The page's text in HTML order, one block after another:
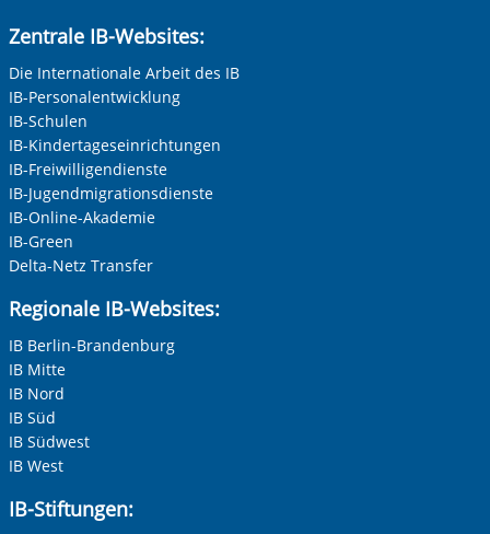
Zentrale IB-Websites:
Die Internationale Arbeit des IB
IB-Personalentwicklung
IB-Schulen
IB-Kindertageseinrichtungen
IB-Freiwilligendienste
IB-Jugendmigrationsdienste
IB-Online-Akademie
IB-Green
Delta-Netz Transfer
Regionale IB-Websites:
IB Berlin-Brandenburg
IB Mitte
IB Nord
IB Süd
IB Südwest
IB West
IB-Stiftungen: